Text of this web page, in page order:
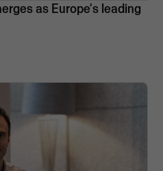
as Europe's leading